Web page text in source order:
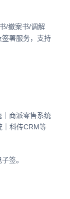
/撤案书/调解
署服务，支持
商派零售系统
｜科传CRM等
签。